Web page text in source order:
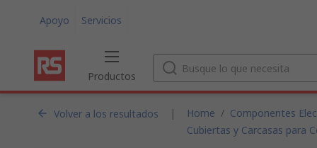
Apoyo Servicios
Productos
Volver a los resultados | Home / Componentes
Cubiertas y Carcasas para